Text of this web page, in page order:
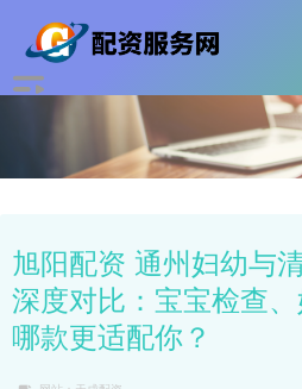
旭阳配资 通州妇幼与
深度对比：宝宝检查
哪款更适配你？